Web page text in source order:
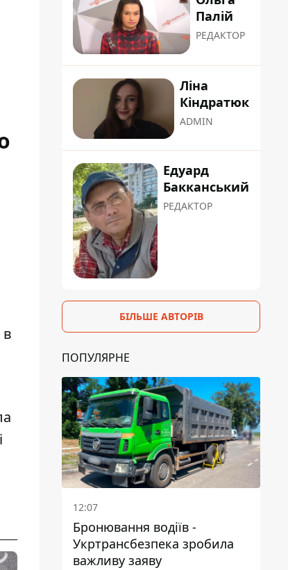
в
Палій
РЕДАКТОР
Ліна
Кіндратюк
ADMIN
Едуард
Бакканський
РЕДАКТОР
БІЛЬШЕ АВТОРІВ
ПОПУЛЯРНЕ
12:07
Бронювання водіїв -
Укртрансбезпека зробила
важливу заяву